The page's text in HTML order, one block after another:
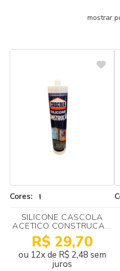
mostrar
Cores:
SILICONE CASCOLA
ACETICO CONSTRUCAO
INCOLOR 280g
R$ 29,70
ou 12x de R$ 2,48 sem
juros